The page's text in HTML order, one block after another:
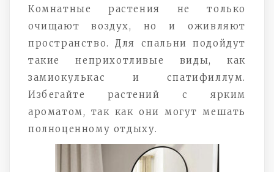
Комнатные растения не только
очищают воздух, но и оживляют
пространство. Для спальни подойдут
такие неприхотливые виды, как
замиокулькас и спатифиллум.
Избегайте растений с ярким
ароматом, так как они могут мешать
полноценному отдыху.